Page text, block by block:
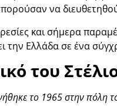
να
και σήμερα
την Ελλάδα σε ένα
του
το 1965 στην πόλη